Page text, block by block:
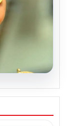
Altın